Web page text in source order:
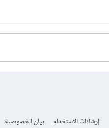
إرشادات الاستخدام بيان الخصوصية